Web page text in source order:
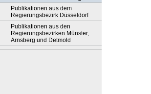
Publikationen aus dem
Regierungsbezirk Düsseldorf
Publikationen aus den
Regierungsbezirken Münster,
Arnsberg und Detmold